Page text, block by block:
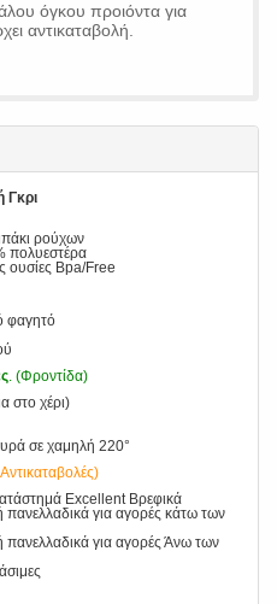
όγκου προιόντα για
αντικαταβολή.
Γκρι
ρούχων
πολυεστέρα
ουσίες Bpa/Free
φαγητό
. (Φροντίδα)
στο χέρι)
σε χαμηλή 220°
Excellent Βρεφικά
πανελλαδικά για αγορές κάτω των
πανελλαδικά για αγορές Άνω των